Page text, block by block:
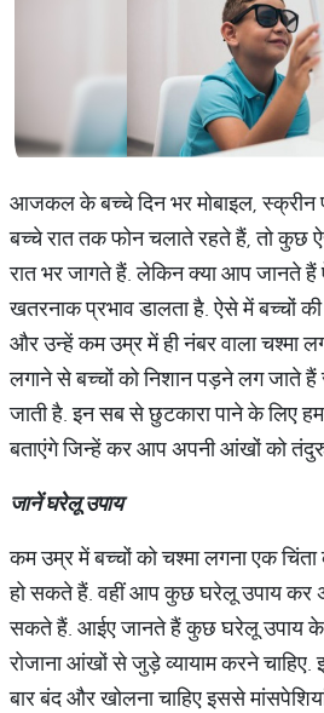
आजकल के बच्चे दिन भर मोबाइल,
बच्चे रात तक फोन चलाते रहते हैं, तो कुछ
रात भर जागते हैं. लेकिन क्या आप जानते
खतरनाक प्रभाव डालता है. ऐसे में बच्चों
और उन्हें कम उम्र में ही नंबर वाला चश्मा
लगाने से बच्चों को निशान पड़ने लग जाते
जाती है. इन सब से छुटकारा पाने के लिए
बताएंगे जिन्हें कर आप अपनी आंखों को
जानें घरेलू उपाय
कम उम्र में बच्चों को चश्मा लगना एक
हो सकते हैं. वहीं आप कुछ घरेलू उपाय कर
सकते हैं. आईए जानते हैं कुछ घरेलू उपाय के
रोजाना आंखों से जुड़े व्यायाम करने
बार बंद और खोलना चाहिए इससे